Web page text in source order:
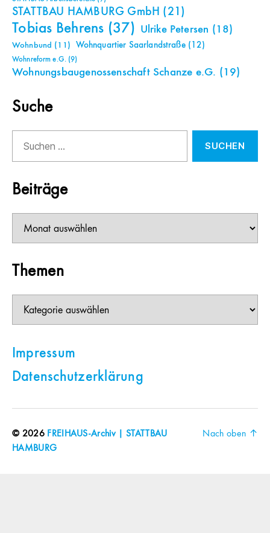
STATTBAU HAMBURG GmbH (21)
Tobias Behrens (37) Ulrike Petersen (18)
Wohnbund (11) Wohnquartier Saarlandstraße(12)
Wohnreform e.G.(9)
Wohnungsbaugenossenschaft Schanze e.G. (19)
Suche
nach:
Beiträge
Themen
Impressum
Datenschutzerklärung
© 2026 FREIHAUS-Archiv | STATTBAU
HAMBURG
Nach oben ↑